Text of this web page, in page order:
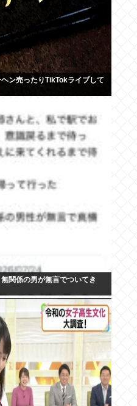
ン売ったりTikTokライブして
関係の男が無言でついてき